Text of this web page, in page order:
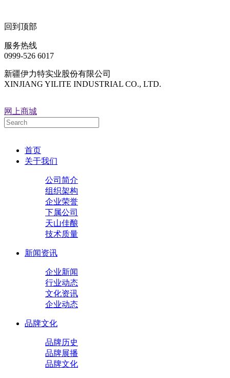
回到顶部
服务热线
0999-526 6017
新疆伊力特实业股份有限公司
XINJIANG YILITE INDUSTRIAL CO., LTD.
网上商城
首页
关于我们
公司简介
组织架构
企业荣誉
下属公司
天山佳酿
技术质量
新闻资讯
企业新闻
行业动态
文化资讯
企业动态
品牌文化
品牌历史
品牌展播
品牌文化